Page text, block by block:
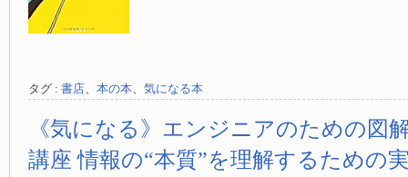
タグ : 書店、 本の本、 気になる本
《気になる》エンジニアのための図
講座 情報の“本質”を理解するための